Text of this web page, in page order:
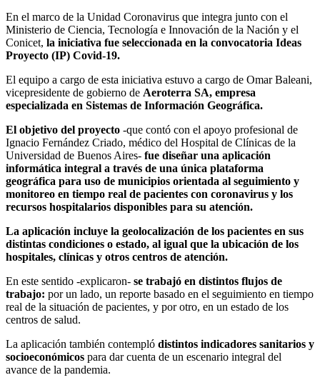
En el marco de la Unidad Coronavirus que integra junto con el
Ministerio de Ciencia, Tecnología e Innovación de la Nación y el
Conicet, la iniciativa fue seleccionada en la convocatoria Ideas
Proyecto (IP) Covid-19.
El equipo a cargo de esta iniciativa estuvo a cargo de Omar Baleani,
vicepresidente de gobierno de Aeroterra SA, empresa
especializada en Sistemas de Información Geográfica.
El objetivo del proyecto -que contó con el apoyo profesional de
Ignacio Fernández Criado, médico del Hospital de Clínicas de la
Universidad de Buenos Aires- fue diseñar una aplicación
informática integral a través de una única plataforma
geográfica para uso de municipios orientada al seguimiento y
monitoreo en tiempo real de pacientes con coronavirus y los
recursos hospitalarios disponibles para su atención.
La aplicación incluye la geolocalización de los pacientes en sus
distintas condiciones o estado, al igual que la ubicación de los
hospitales, clínicas y otros centros de atención.
En este sentido -explicaron- se trabajó en distintos flujos de
trabajo: por un lado, un reporte basado en el seguimiento en tiempo
real de la situación de pacientes, y por otro, en un estado de los
centros de salud.
La aplicación también contempló distintos indicadores sanitarios y
socioeconómicos para dar cuenta de un escenario integral del
avance de la pandemia.